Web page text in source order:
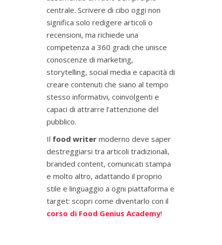
centrale. Scrivere di cibo oggi non
significa solo redigere articoli o
recensioni, ma richiede una
competenza a 360 gradi che unisce
conoscenze di marketing,
storytelling, social media e capacità di
creare contenuti che siano al tempo
stesso informativi, coinvolgenti e
capaci di attrarre l’attenzione del
pubblico.
Il food writer moderno deve saper
destreggiarsi tra articoli tradizionali,
branded content, comunicati stampa
e molto altro, adattando il proprio
stile e linguaggio a ogni piattaforma e
target: scopri come diventarlo con il
corso di Food Genius Academy!